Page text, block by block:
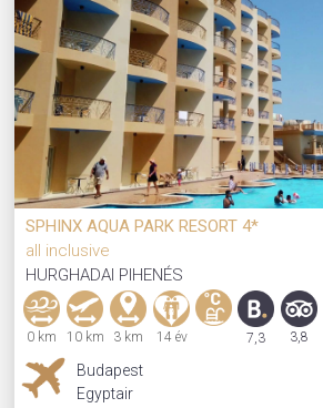
SPHINX AQUA PARK RESORT 4*
all inclusive
HURGHADAI PIHENÉS
0 km 10 km 3 km 14 év 7,3 3,8
Budapest
Egyptair